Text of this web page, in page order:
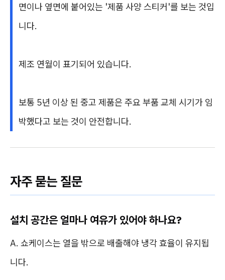
면이나 옆면에 붙어있는 '제품 사양 스티커'를 보는 것입
니다.
제조 연월이 표기되어 있습니다.
보통 5년 이상 된 중고 제품은 주요 부품 교체 시기가 임
박했다고 보는 것이 안전합니다.
자주 묻는 질문
설치 공간은 얼마나 여유가 있어야 하나요?
A. 쇼케이스는 열을 밖으로 배출해야 냉각 효율이 유지됩
니다.